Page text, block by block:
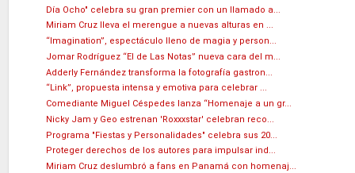
Día Ocho" celebra su gran premier con un llamado a...
Miriam Cruz lleva el merengue a nuevas alturas en ...
“Imagination”, espectáculo lleno de magia y person...
Jomar Rodríguez “El de Las Notas” nueva cara del m...
Adderly Fernández transforma la fotografía gastron...
“Link”, propuesta intensa y emotiva para celebrar ...
Comediante Miguel Céspedes lanza “Homenaje a un gr...
Nicky Jam y Geo estrenan 'Roxxxstar' celebran reco...
Programa "Fiestas y Personalidades" celebra sus 20...
Proteger derechos de los autores para impulsar ind...
Miriam Cruz deslumbró a fans en Panamá con homenaj...